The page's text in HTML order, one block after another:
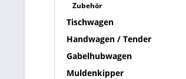
Zubehör
Tischwagen
Handwagen / Tender
Gabelhubwagen
Muldenkipper